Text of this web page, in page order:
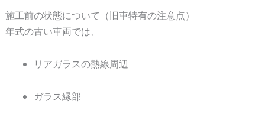
施工前の状態について（旧車特有の注意点）
年式の古い車両では、
リアガラスの熱線周辺
ガラス縁部
績
（旧
車・